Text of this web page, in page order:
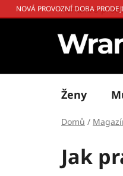
Přejít
na
NOVÁ PROVOZNÍ DOBA
Kontakt a
Ženy
Domů /
Jak